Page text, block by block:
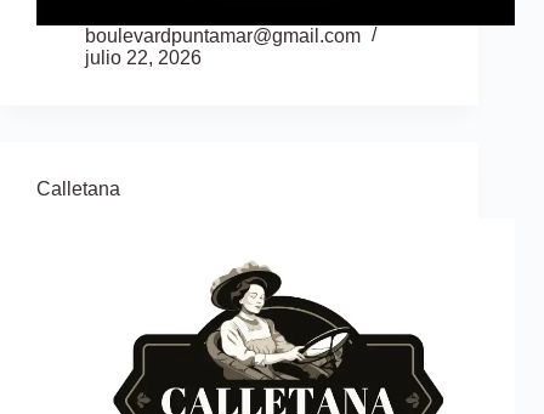
boulevardpuntamar@gmail.com
julio 22, 2026
Calletana